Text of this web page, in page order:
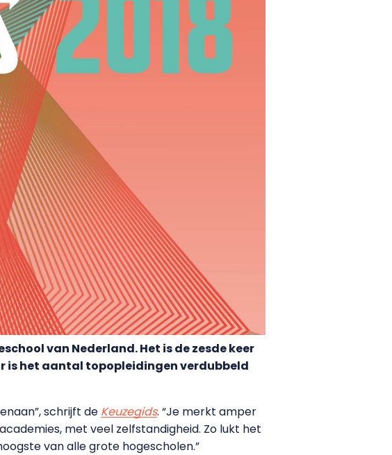
van Nederland. Het is de zesde keer
is het aantal topopleidingen verdubbeld
schrijft de Keuzegids. “Je merkt amper
met veel zelfstandigheid. Zo lukt het
van alle grote hogescholen.”